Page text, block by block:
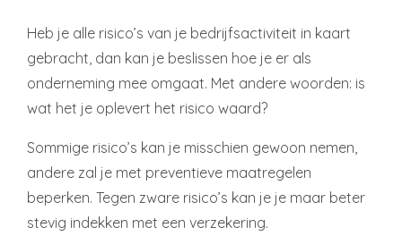
Heb je alle risico’s van je bedrijfsactiviteit in kaart
gebracht, dan kan je beslissen hoe je er als
onderneming mee omgaat. Met andere woorden: is
wat het je oplevert het risico waard?
Sommige risico’s kan je misschien gewoon nemen,
andere zal je met preventieve maatregelen
beperken. Tegen zware risico’s kan je je maar beter
stevig indekken met een verzekering.